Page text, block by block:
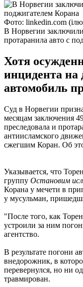
Фото: linkedin.com
В Норвегии
протаранила авто с
Хотя
инцидента на
автомобиль
Суд в Норвегии
месяцам заключения
преследовала и
антиисламского
сжегшим Коран. Об
Указывается, что
группу Остановим
Корана у мечети в
у мусульман,
"После того, как
устроили за ним
агентство.
В результате погони
внедорожник, в
перевернулся, но ни
травмирован.